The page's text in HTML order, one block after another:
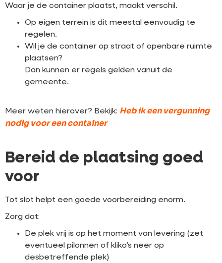
Waar je de container plaatst, maakt verschil.
Op eigen terrein is dit meestal eenvoudig te
regelen.
Wil je de container op straat of openbare ruimte
plaatsen?
Dan kunnen er regels gelden vanuit de
gemeente.
Meer weten hierover? Bekijk: Heb ik een vergunning
nodig voor een container
Bereid de plaatsing goed
voor
Tot slot helpt een goede voorbereiding enorm.
Zorg dat:
De plek vrij is op het moment van levering (zet
eventueel pilonnen of kliko’s neer op
desbetreffende plek)